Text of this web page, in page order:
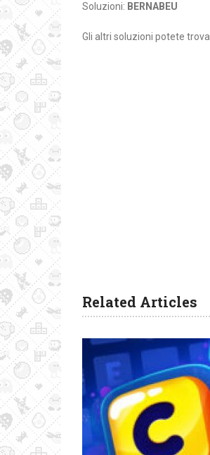
Soluzioni: BERNABEU
Gli altri soluzioni potete
Related Articles